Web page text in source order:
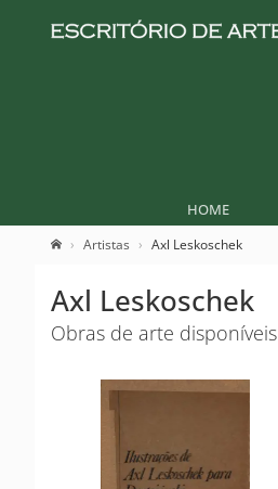
HOME
Artistas Axl Leskoschek
Axl Leskoschek
Obras de arte disponíveis